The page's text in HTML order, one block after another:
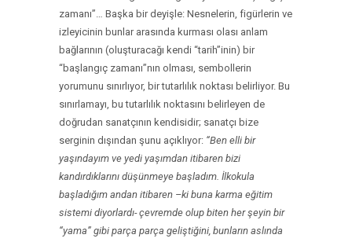
zamanı”… Başka bir deyişle: Nesnelerin, figürlerin ve
izleyicinin bunlar arasında kurması olası anlam
bağlarının (oluşturacağı kendi “tarih”inin) bir
“başlangıç zamanı”nın olması, sembollerin
yorumunu sınırlıyor, bir tutarlılık noktası belirliyor. Bu
sınırlamayı, bu tutarlılık noktasını belirleyen de
doğrudan sanatçının kendisidir; sanatçı bize
serginin dışından şunu açıklıyor: “Ben elli bir
yaşındayım ve yedi yaşımdan itibaren bizi
kandırdıklarını düşünmeye başladım. İlkokula
başladığım andan itibaren –ki buna karma eğitim
sistemi diyorlardı- çevremde olup biten her şeyin bir
“yama” gibi parça parça geliştiğini, bunların aslında